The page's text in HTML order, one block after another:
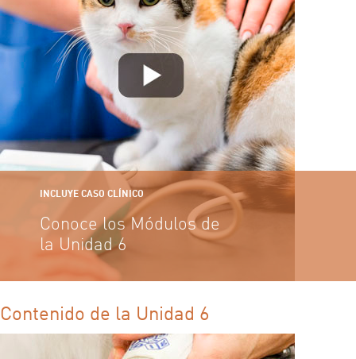
INCLUYE CASO CLÍNICO
Conoce los Módulos de
la Unidad 6
Contenido de la Unidad 6